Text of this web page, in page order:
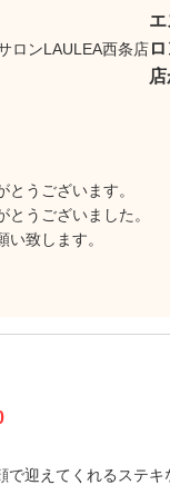
とうございます。
うございました。
致します。
で迎えてくれるステキ